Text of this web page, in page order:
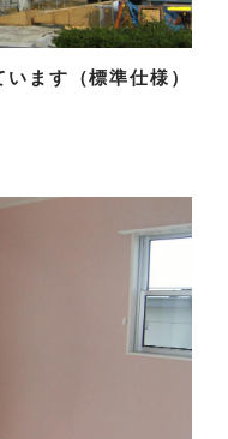
ます（標準仕様）